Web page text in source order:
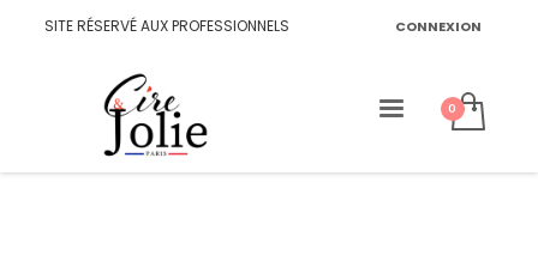
SITE RÉSERVÉ AUX PROFESSIONNELS CONNEXION